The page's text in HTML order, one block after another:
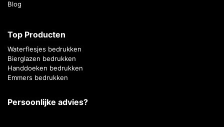
Blog
Top Producten
Waterflesjes bedrukken
Bierglazen bedrukken
Handdoeken bedrukken
Emmers bedrukken
Persoonlijke advies?